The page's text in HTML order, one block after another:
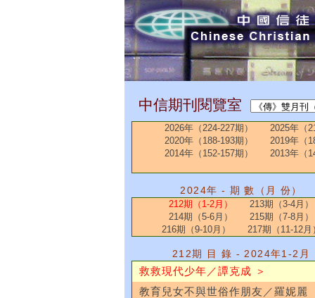
中信期刊閱覽室
2026年（224-227期）
2025年（
2020年（188-193期）
2019年（
2014年（152-157期）
2013年（
2024年 - 期 數（月 份）
212期（1-2月）
213期（3-4月）
214期（5-6月）
215期（7-8月）
216期（9-10月）
217期（11-12月
212期 目 錄 - 2024年1-2月
救救現代少年／譚克成 ＞
教育兒女不與世俗作朋友／羅妮麗